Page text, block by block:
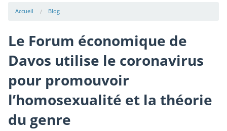
Accueil Blog
Le Forum économique de
Davos utilise le coronavirus
pour promouvoir
l’homosexualité et la théorie
du genre